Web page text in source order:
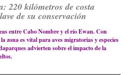
220 kilómetros de costa
de su conservación
entre Cabo Nombre y el río Ewan. Con
zona es vital para aves migratorias y especies
advierten sobre el impacto de la